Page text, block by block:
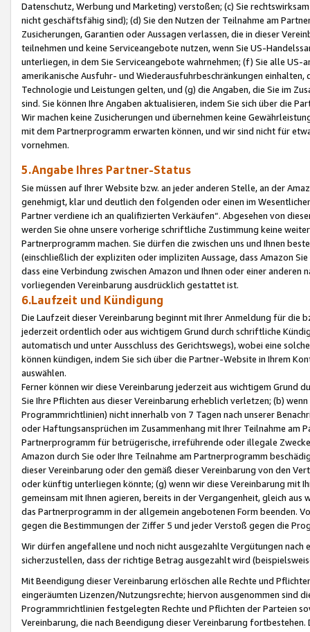
Datenschutz, Werbung und Marketing) verstoßen; (c) Sie
nicht geschäftsfähig sind); (d) Sie den Nutzen der Teilnahme am
Zusicherungen, Garantien oder Aussagen verlassen, die in dieser
teilnehmen und keine Serviceangebote nutzen, wenn Sie US-
unterliegen, in dem Sie Serviceangebote wahrnehmen; (f) Sie alle
amerikanische Ausfuhr- und Wiederausfuhrbeschränkungen
Technologie und Leistungen gelten, und (g) die Angaben, die Sie im
sind. Sie können Ihre Angaben aktualisieren, indem Sie sich über die
Wir machen keine Zusicherungen und übernehmen keine
mit dem Partnerprogramm erwarten können, und wir sind nicht für
vornehmen.
5.Angabe Ihres Partner-Status
Sie müssen auf Ihrer Website bzw. an jeder anderen Stelle, an der
genehmigt, klar und deutlich den folgenden oder einen im
Partner verdiene ich an qualifizierten Verkäufen“. Abgesehen von
werden Sie ohne unsere vorherige schriftliche Zustimmung keine
Partnerprogramm machen. Sie dürfen die zwischen uns und Ihnen
(einschließlich der expliziten oder impliziten Aussage, dass Amazon
dass eine Verbindung zwischen Amazon und Ihnen oder einer
vorliegenden Vereinbarung ausdrücklich gestattet ist.
6.Laufzeit und Kündigung
Die Laufzeit dieser Vereinbarung beginnt mit Ihrer Anmeldung für die
jederzeit ordentlich oder aus wichtigem Grund durch schriftliche
automatisch und unter Ausschluss des Gerichtswegs), wobei eine
können kündigen, indem Sie sich über die Partner-Website in Ihrem
auswählen.
Ferner können wir diese Vereinbarung jederzeit aus wichtigem Grund
Sie Ihre Pflichten aus dieser Vereinbarung erheblich verletzen; (b)
Programmrichtlinien) nicht innerhalb von 7 Tagen nach unserer
oder Haftungsansprüchen im Zusammenhang mit Ihrer Teilnahme am
Partnerprogramm für betrügerische, irreführende oder illegale
Amazon durch Sie oder Ihre Teilnahme am Partnerprogramm
dieser Vereinbarung oder den gemäß dieser Vereinbarung von den
oder künftig unterliegen könnte; (g) wenn wir diese Vereinbarung mit
gemeinsam mit Ihnen agieren, bereits in der Vergangenheit, gleich
das Partnerprogramm in der allgemein angebotenen Form beenden.
gegen die Bestimmungen der Ziffer 5 und jeder Verstoß gegen die
Wir dürfen angefallene und noch nicht ausgezahlte Vergütungen
sicherzustellen, dass der richtige Betrag ausgezahlt wird
Mit Beendigung dieser Vereinbarung erlöschen alle Rechte und
eingeräumten Lizenzen/Nutzungsrechte; hiervon ausgenommen sind
Programmrichtlinien festgelegten Rechte und Pflichten der Parteien
Vereinbarung, die nach Beendigung dieser Vereinbarung